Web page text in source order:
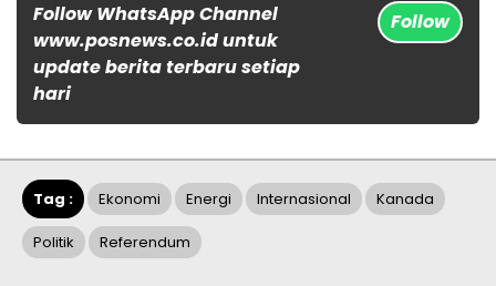
Follow WhatsApp Channel
www.posnews.co.id untuk
update berita terbaru setiap
hari
Follow
Tag : Ekonomi Energi Internasional Kanada
Politik Referendum